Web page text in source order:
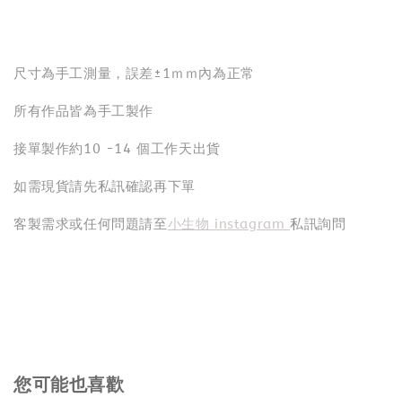
尺寸為手工測量，誤差±1ｍｍ內為正常
所有作品皆為手工製作
接單製作約10 -14 個工作天出貨
如需現貨請先私訊確認再下單
客製需求或任何問題請至小生物 instagram私訊詢問
您可能也喜歡